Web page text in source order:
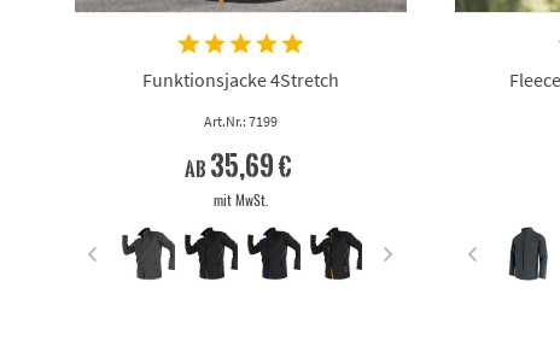
Funktionsjacke 4Stretch
Art.Nr.: 7199
ab 35,69 €
mit MwSt.